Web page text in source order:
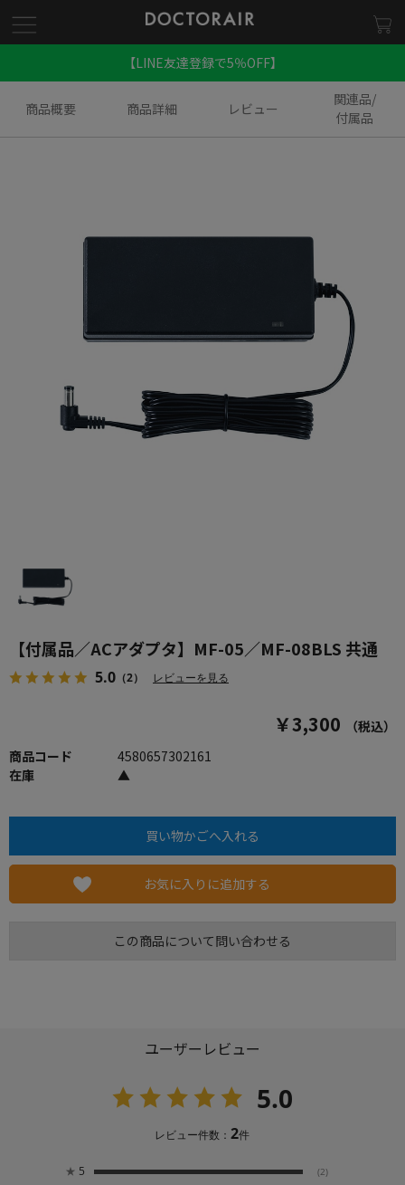
【LINE友達登録で5％OFF】
商品概要 商品詳細 レビュー
関連品/
付属品
【付属品／ACアダプタ】MF-05／MF-08BLS 共通
5.0 （2） レビューを見る
￥3,300
（税込）
商品コード
4580657302161
在庫
▲
お気に入りに追加する
この商品について問い合わせる
ユーザーレビュー
5.0
レビュー件数：2件
★ 5 (2)